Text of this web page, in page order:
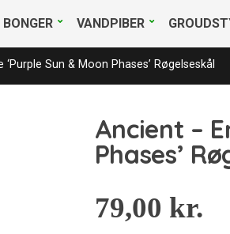
BONGER VANDPIBER
Sun & Moon Phases’ Røgelseskål
Ancient –
Phases’
79,00 kr.